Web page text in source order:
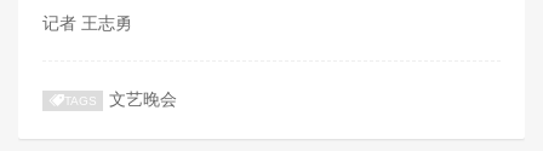
记者 王志勇
TAGS 文艺晚会